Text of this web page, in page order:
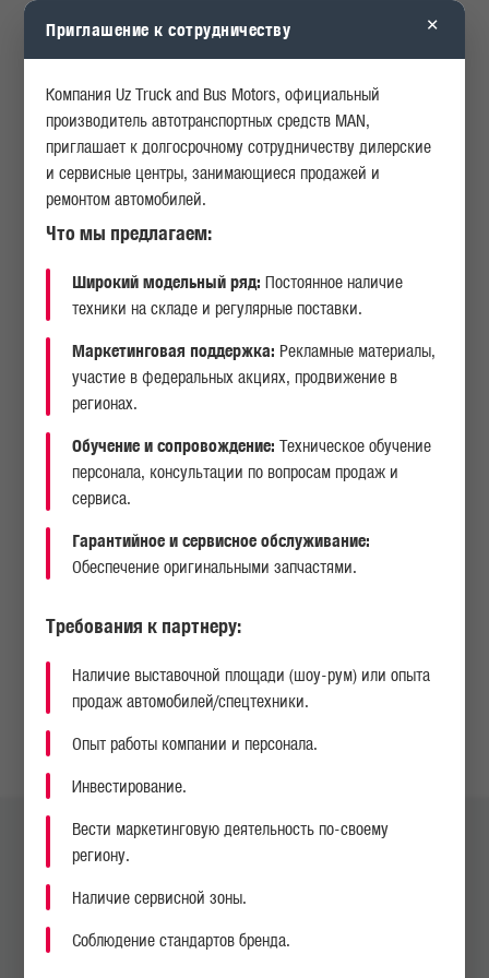
КАРЬЕРА
ИСТОРИЯ
ОПРОСЫ
АКЦИИ
ДРУГИЕ НОВОСТИ
24.03.2026
НАПИСАТЬ НАМ
НАЙТИ СЕРВИСНЫЙ ЦЕНТР ИЛИ ДИЛЕРА
Республика Узбекистан,
Джамбайский район,
Приглашение к сотрудничеству ×
Компания Uz Truck and Bus Motors, официальный
производитель автотранспортных средств MAN,
приглашает к долгосрочному сотрудничеству дилерские
и сервисные центры, занимающиеся продажей и
ремонтом автомобилей.
Что мы предлагаем:
Широкий модельный ряд: Постоянное наличие
техники на складе и регулярные поставки.
Маркетинговая поддержка: Рекламные материалы,
участие в федеральных акциях, продвижение в
регионах.
Обучение и сопровождение: Техническое обучение
персонала, консультации по вопросам продаж и
сервиса.
Гарантийное и сервисное обслуживание:
Обеспечение оригинальными запчастями.
Требования к партнеру:
Наличие выставочной площади (шоу-рум) или опыта
продаж автомобилей/спецтехники.
Опыт работы компании и персонала.
Инвестирование.
Вести маркетинговую деятельность по-своему
региону.
Наличие сервисной зоны.
Соблюдение стандартов бренда.